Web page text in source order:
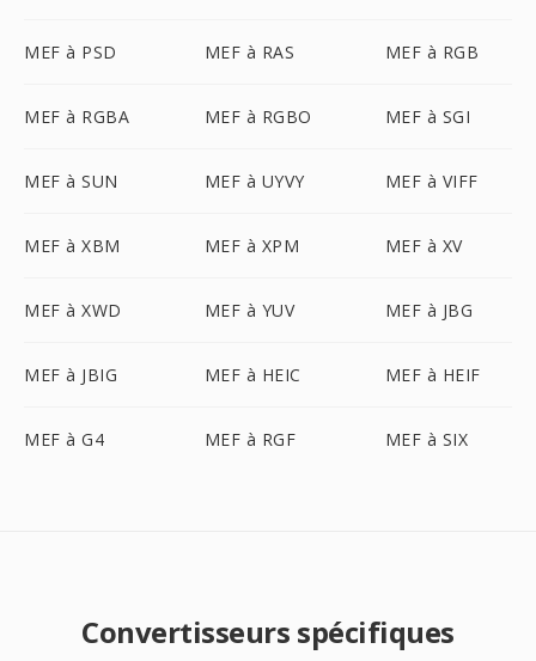
MEF à PSD MEF à RAS MEF à RGB
MEF à RGBA MEF à RGBO MEF à SGI
MEF à SUN MEF à UYVY MEF à VIFF
MEF à XBM MEF à XPM MEF à XV
MEF à XWD MEF à YUV MEF à JBG
MEF à JBIG MEF à HEIC MEF à HEIF
MEF à G4 MEF à RGF MEF à SIX
Convertisseurs spécifiques